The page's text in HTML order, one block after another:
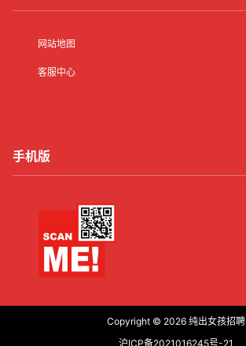
网站地图
客服中心
手机版
Copyright © 2026 纯出女孩招聘
沪ICP备2021016245号-21